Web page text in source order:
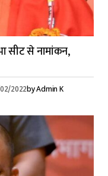
सीट से नामांकन,
2022byAdmin K